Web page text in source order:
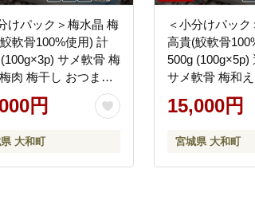
けパック＞梅水晶 梅
軟骨100%使用) 計
サメ軟骨 梅
肉 梅干し おつまみ
海鮮【株式会社仙台ミ
】ta405
円
大和町
＜小分けパッ
高貴(鮫軟骨
500g (100g×5p)
サメ軟骨 梅和
し おつまみ 珍
式会社仙台ミン
15,000円
宮城県 大和町